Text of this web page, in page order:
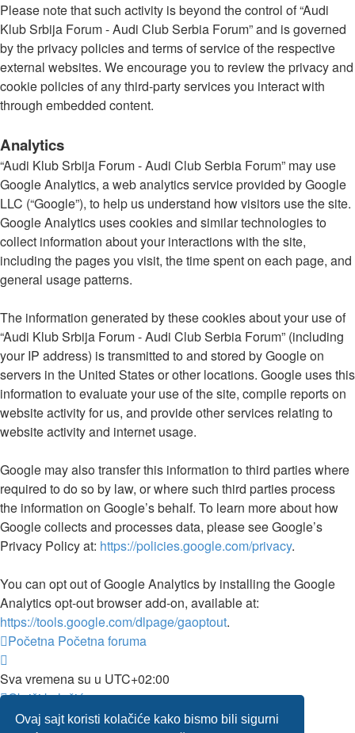
Ovaj sajt koristi kolačiće kako bismo bili sigurni
Please note that such activity is beyond the control of “Audi
Klub Srbija Forum - Audi Club Serbia Forum” and is governed
by the privacy policies and terms of service of the respective
external websites. We encourage you to review the privacy and
cookie policies of any third-party services you interact with
through embedded content.
Analytics
“Audi Klub Srbija Forum - Audi Club Serbia Forum” may use
Google Analytics, a web analytics service provided by Google
LLC (“Google”), to help us understand how visitors use the site.
Google Analytics uses cookies and similar technologies to
collect information about your interactions with the site,
including the pages you visit, the time spent on each page, and
general usage patterns.
The information generated by these cookies about your use of
“Audi Klub Srbija Forum - Audi Club Serbia Forum” (including
your IP address) is transmitted to and stored by Google on
servers in the United States or other locations. Google uses this
information to evaluate your use of the site, compile reports on
website activity for us, and provide other services relating to
website activity and internet usage.
Google may also transfer this information to third parties where
required to do so by law, or where such third parties process
the information on Google’s behalf. To learn more about how
Google collects and processes data, please see Google’s
Privacy Policy at: https://policies.google.com/privacy.
You can opt out of Google Analytics by installing the Google
Analytics opt-out browser add-on, available at:
https://tools.google.com/dlpage/gaoptout.
Početna Početna foruma
Sva vremena su u UTC+02:00
Obriši kolačiće
Sva vremena su u UTC+02:00